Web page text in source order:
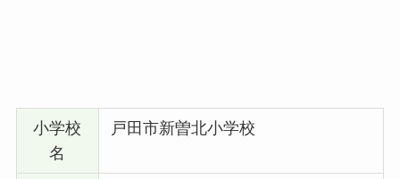
小学校
名
戸田市新曽北小学校